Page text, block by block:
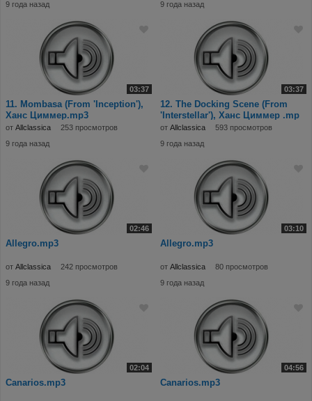
9 года назад
9 года назад
03:37
11. Mombasa (From 'Inception'),
Ханс Циммер.mp3
от Allclassica
253 просмотров
9 года назад
03:37
12. The Docking Scene (From
'Interstellar'), Ханс Циммер .mp
от Allclassica
593 просмотров
9 года назад
02:46
Allegro.mp3
от Allclassica
242 просмотров
9 года назад
03:10
Allegro.mp3
от Allclassica
80 просмотров
9 года назад
02:04
Canarios.mp3
04:56
Canarios.mp3